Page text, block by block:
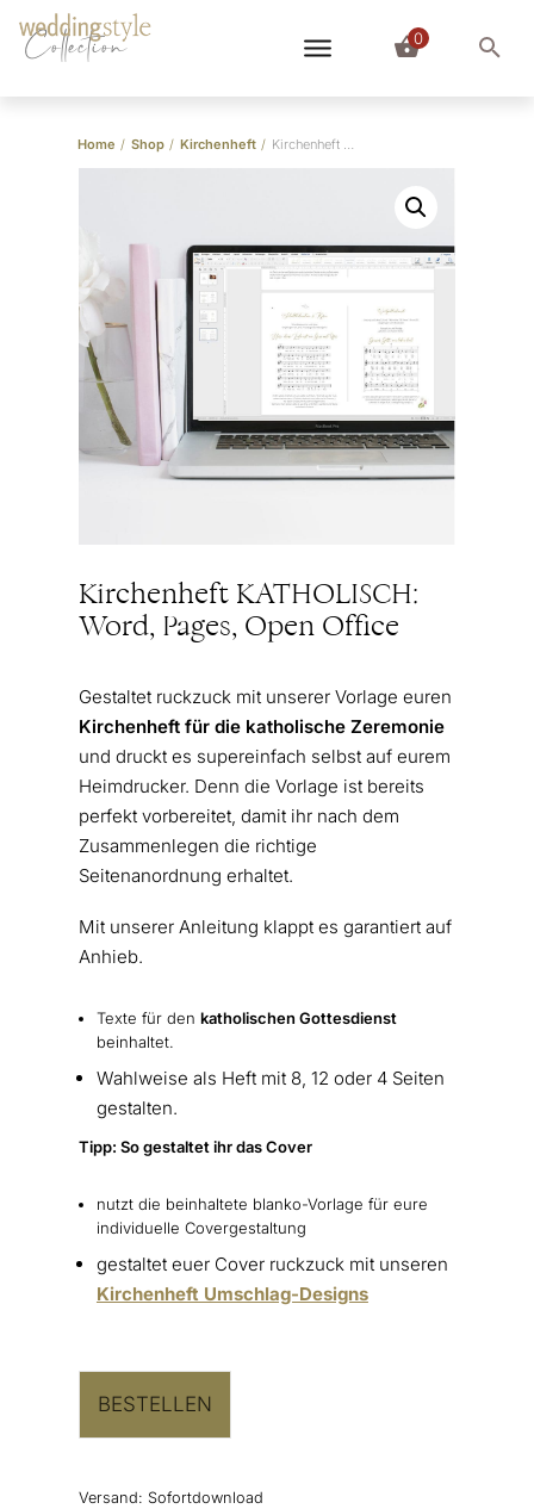
Collection 0
Home / Shop / Kirchenheft / Kirchenheft KATHOLISCH: Word, Pages, Open Office
Kirchenheft KATHOLISCH:
Word, Pages, Open Office
Gestaltet ruckzuck mit unserer Vorlage euren
Kirchenheft für die katholische Zeremonie
und druckt es supereinfach selbst auf eurem
Heimdrucker. Denn die Vorlage ist bereits
perfekt vorbereitet, damit ihr nach dem
Zusammenlegen die richtige
Seitenanordnung erhaltet.
Mit unserer Anleitung klappt es garantiert auf
Anhieb.
Texte für den katholischen Gottesdienst
beinhaltet.
Wahlweise als Heft mit 8, 12 oder 4 Seiten
gestalten.
Tipp: So gestaltet ihr das Cover
nutzt die beinhaltete blanko-Vorlage für eure
individuelle Covergestaltung
gestaltet euer Cover ruckzuck mit unseren
Kirchenheft Umschlag-Designs
BESTELLEN
Versand: Sofortdownload